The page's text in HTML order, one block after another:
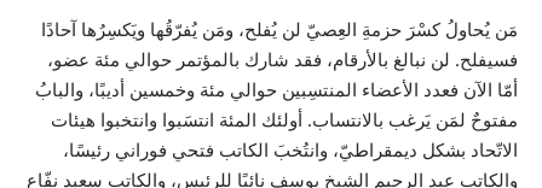
مَن يُحاولُ كسْرَ حزمةِ العِصيّ لن يُفلح، ومَن يُفرّقُها ويَكسِرُها آحادًا
فسيفلح. لن نبالغ بالأرقام، فقد شارك بالمؤتمر حوالي مئة عضو،
أمّا الآن فعدد الأعضاء المنتسِبين حوالي مئة وخمسين أديبًا، والبابُ
مفتوحٌ لمَن يَرغب بالانتساب. أولئك المئة انتسَبوا وانتخبوا هيئات
الاتّحاد بشكل ديمقراطيّ، وانتُخبَ الكاتب فتحي فوراني رئيسًا،
والكاتب عبد الرحيم الشيخ يوسف نائبًا للرئيس، والكاتب سعيد نفّاع